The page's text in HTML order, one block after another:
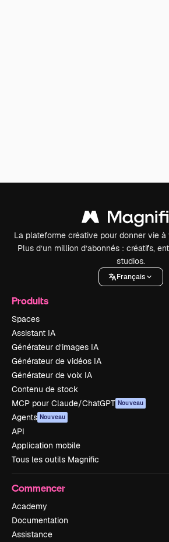
La plateforme créative pour donner vie
Plus d’un million d’abonnés : créatifs,
studios.
Français
Produits
Spaces
Assistant IA
Générateur d’images IA
Générateur de vidéos IA
Générateur de voix IA
Contenu de stock
MCP pour Claude/ChatGPT Nouveau
Agents Nouveau
API
Application mobile
Tous les outils Magnific
Commencer
Academy
Documentation
Assistance